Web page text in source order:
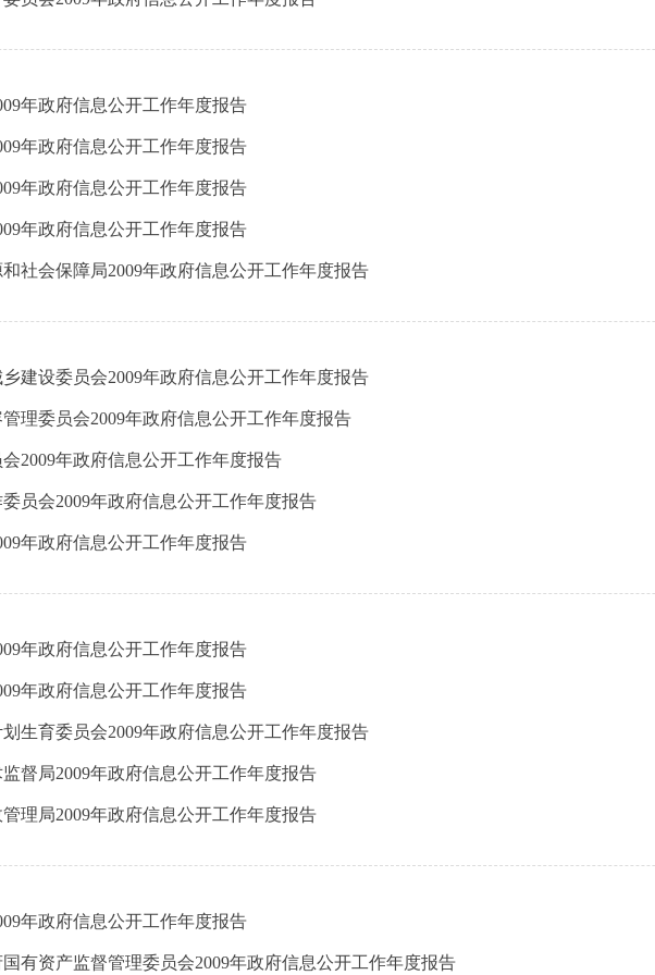
年政府信息公开工作年度报告
年政府信息公开工作年度报告
年政府信息公开工作年度报告
年政府信息公开工作年度报告
社会保障局2009年政府信息公开工作年度报告
建设委员会2009年政府信息公开工作年度报告
理委员会2009年政府信息公开工作年度报告
2009年政府信息公开工作年度报告
员会2009年政府信息公开工作年度报告
年政府信息公开工作年度报告
年政府信息公开工作年度报告
年政府信息公开工作年度报告
生育委员会2009年政府信息公开工作年度报告
督局2009年政府信息公开工作年度报告
理局2009年政府信息公开工作年度报告
年政府信息公开工作年度报告
有资产监督管理委员会2009年政府信息公开工作年度报告